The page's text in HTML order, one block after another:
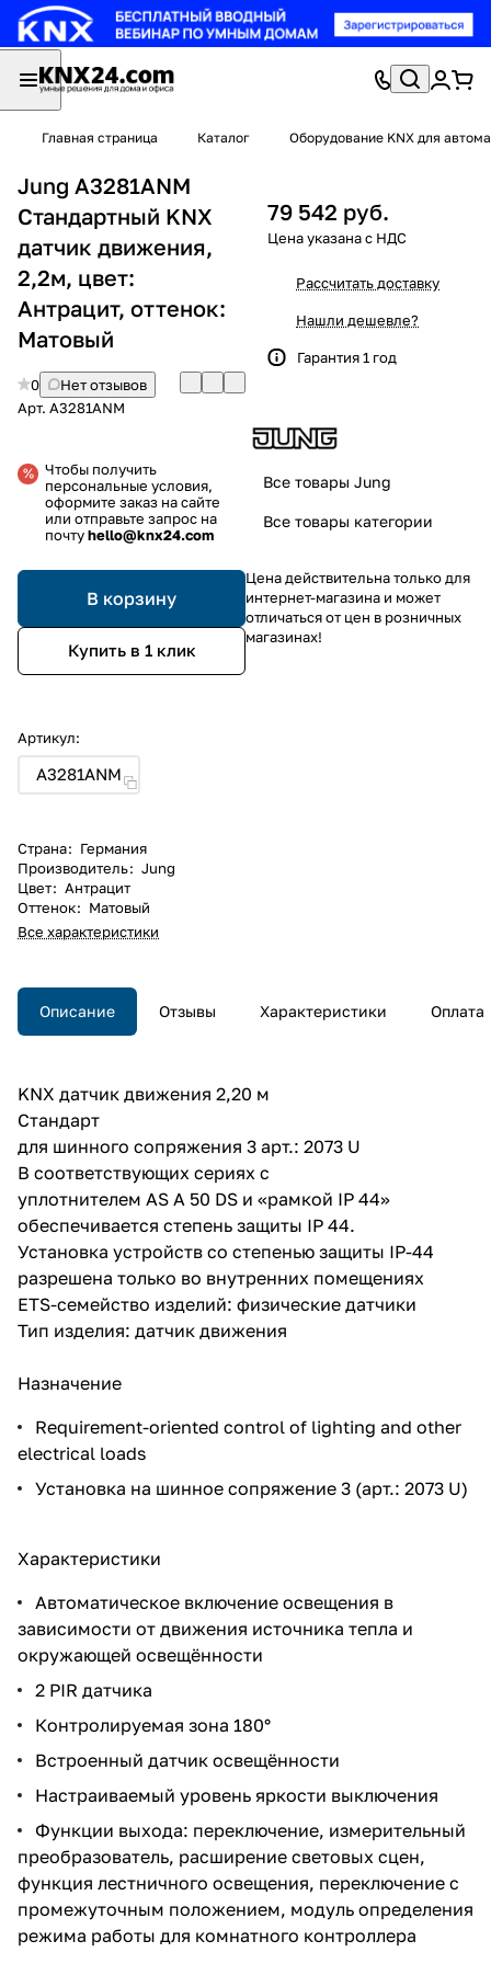
Главная страница Каталог Оборудование KNX для
Jung A3281ANM
Стандартный KNX
датчик движения,
2,2м, цвет:
Антрацит, оттенок:
Матовый
0
Нет отзывов
Арт. A3281ANM
Чтобы получить
персональные условия,
оформите заказ на сайте
или отправьте запрос на
почтуhello@knx24.com
В корзину
Купить в 1 клик
Артикул:
A3281ANM
Страна: Германия
Производитель: Jung
Цвет: Антрацит
Оттенок: Матовый
Все характеристики
79 542 руб.
Рассчитать доставку
Нашли дешевле?
Гарантия 1 год
Все товары Jung
Все товары категории
Цена действительна только для
интернет-магазина и может
отличаться от цен в розничных
магазинах!
Описание Отзывы Характеристики Оплата
KNX датчик движения 2,20 м
Стандарт
для шинного сопряжения 3 арт.: 2073 U
В соответствующих сериях с
уплотнителем AS A 50 DS и «рамкой IP 44»
обеспечивается степень защиты IP 44.
Установка устройств со степенью защиты IP-44
разрешена только во внутренних помещениях
ETS-семейство изделий: физические датчики
Тип изделия: датчик движения
Назначение
Requirement-oriented control of lighting and other
electrical loads
Установка на шинное сопряжение 3 (арт.: 2073 U)
Характеристики
Автоматическое включение освещения в
зависимости от движения источника тепла и
окружающей освещённости
2 PIR датчика
Контролируемая зона 180°
Встроенный датчик освещённости
Настраиваемый уровень яркости выключения
Функции выхода: переключение, измерительный
преобразователь, расширение световых сцен,
функция лестничного освещения, переключение с
промежуточным положением, модуль определения
режима работы для комнатного контроллера